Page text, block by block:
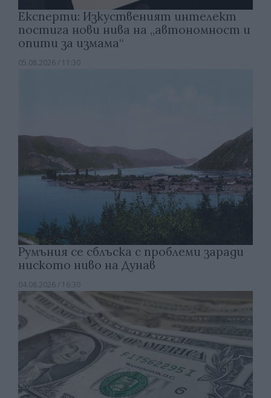
Експерти: Изкуственият интелект
постига нови нива на „автономност и
опити за измама“
05.08.2026 / 11:30
Румъния се сблъска с проблеми заради
ниското ниво на Дунав
04.08.2026 / 16:30